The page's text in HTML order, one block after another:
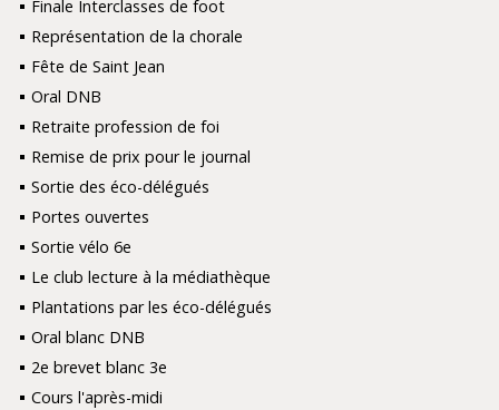
Finale Interclasses de foot
Représentation de la chorale
Fête de Saint Jean
Oral DNB
Retraite profession de foi
Remise de prix pour le journal
Sortie des éco-délégués
Portes ouvertes
Sortie vélo 6e
Le club lecture à la médiathèque
Plantations par les éco-délégués
Oral blanc DNB
2e brevet blanc 3e
Cours l'après-midi